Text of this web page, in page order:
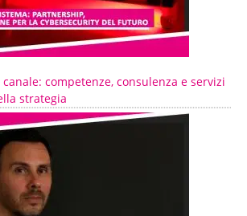
competenze, consulenza e servizi
strategia